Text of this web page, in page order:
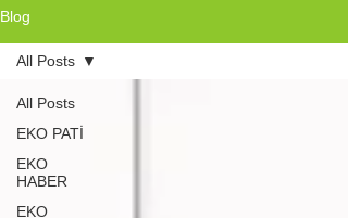
Blog
All Posts
EKO PATİ
EKO
HABER
EKO
All Posts